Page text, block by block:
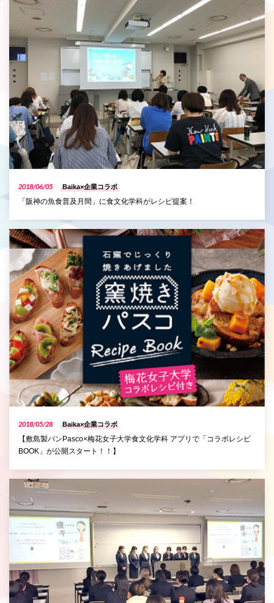
2018/06/05 Baika×企業コラボ
「阪神の魚食普及月間」に食文化学科がレシピ提案！
2018/05/28 Baika×企業コラボ
【敷島製パンPasco×梅花女子大学食文化学科 アプリで「コラボレシピ
BOOK」が公開スタート！！】